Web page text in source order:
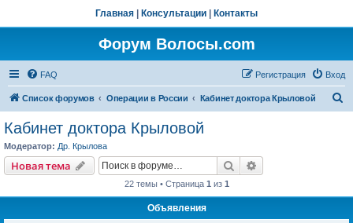
Главная Консультации Контакты
Форум Волосы.com
FAQ Вход
Регистрация
Список форумов Операции в России Кабинет доктора Крыловой
Кабинет доктора Крыловой
Модератор: Др. Крылова
Новая тема Поиск
22 темы • Страница 1 из 1
Объявления